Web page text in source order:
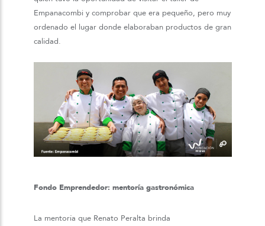
Empanacombi y comprobar que era pequeño, pero muy
ordenado el lugar donde elaboraban productos de gran
calidad.
Fondo Emprendedor: mentoría gastronómica
La mentoría que Renato Peralta brinda